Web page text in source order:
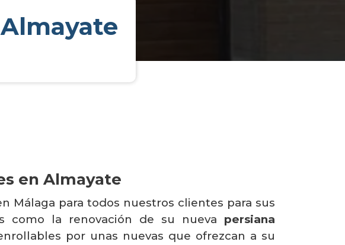
en Almayate
Málaga para todos nuestros clientes para sus
como la renovación de su nueva persiana
por unas nuevas que ofrezcan a su